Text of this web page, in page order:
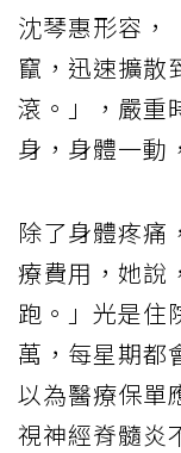
沈琴惠形容，
竄，迅速擴散
滾。」，嚴重
身，身體一動
除了身體疼痛
療費用，她說
跑。」光是住
萬，每星期都
以為醫療保單
視神經脊髓炎